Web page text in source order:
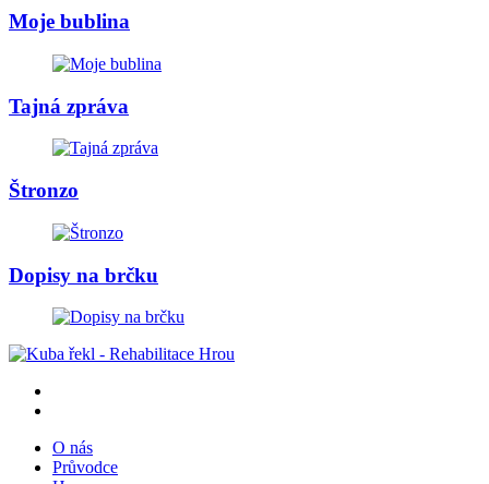
Moje bublina
Tajná zpráva
Štronzo
Dopisy na brčku
O nás
Průvodce